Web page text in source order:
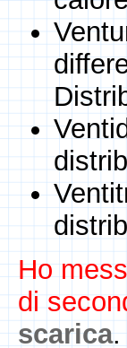
Ho
di
scarica.